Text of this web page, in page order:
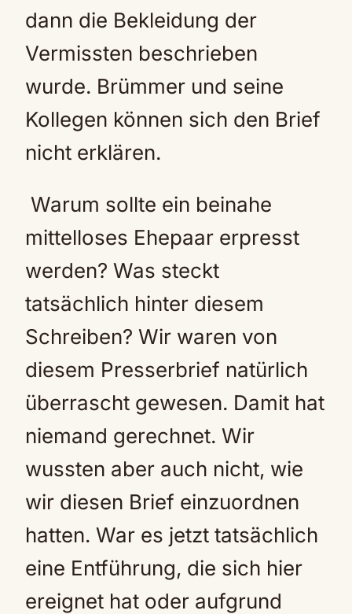
dann die Bekleidung der
Vermissten beschrieben
wurde. Brümmer und seine
Kollegen können sich den Brief
nicht erklären.
Warum sollte ein beinahe
mittelloses Ehepaar erpresst
werden? Was steckt
tatsächlich hinter diesem
Schreiben? Wir waren von
diesem Presserbrief natürlich
überrascht gewesen. Damit hat
niemand gerechnet. Wir
wussten aber auch nicht, wie
wir diesen Brief einzuordnen
hatten. War es jetzt tatsächlich
eine Entführung, die sich hier
ereignet hat oder aufgrund